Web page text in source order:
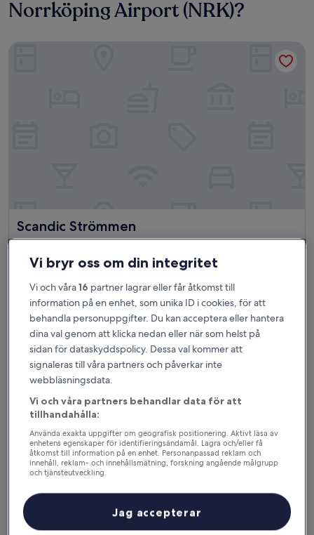
Norrköping Airport (NRK)?
Scandic Strömmen
Scandic Strömmen
3.5-
stjärnigt
Centrala Norrköping, 3,1 km från Norrköping Airport (NRK)
Fantastiskt,
(1 029 recensioner)
är
1 057 kr
1 057 kr
inklusive skatter och avgifter
10 aug. – 11 aug.
Elite Grand Hotel Norrköping
Elite Grand Hotel Norrköping
Elite Grand Hotel Norrköping
Vi bryr oss om din integritet
Vi och våra16 partner lagrar eller får åtkomst till
information på en enhet, som unika ID i cookies, för att
behandla personuppgifter. Du kan acceptera eller hantera
dina val genom att klicka nedan eller när som helst på
sidan för dataskyddspolicy. Dessa val kommer att
signaleras till våra partners och påverkar inte
webbläsningsdata.
Vi och våra partners behandlar data för att
tillhandahålla:
Använda exakta uppgifter om geografisk positionering. Aktivt läsa av
enhetens egenskaper för identifieringsändamål. Lagra och/eller få
åtkomst till information på en enhet. Personanpassad reklam och
innehåll, reklam- och innehållsmätning, forskning angående målgrupp
och tjänsteutveckling.
Jag accepterar